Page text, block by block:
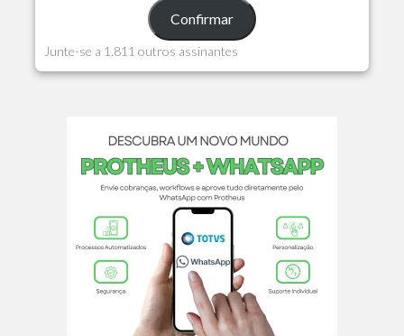
Confirmar
Junte-se a 1.811 outros assinantes